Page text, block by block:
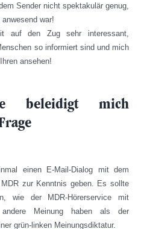
Sender nicht spektakulär genug,
war!
auf den Zug sehr interessant,
so informiert sind und mich
ansehen!
beleidigt mich
einen E-Mail-Dialog mit dem
zur Kenntnis geben. Es sollte
wie der MDR-Hörerservice mit
Meinung haben als der
grün-linken Meinungsdiktatur.